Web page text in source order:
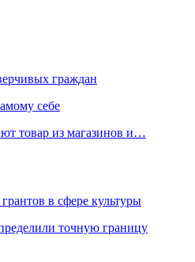
граждан
себе
товар из магазинов и…
в сфере культуры
точную границу